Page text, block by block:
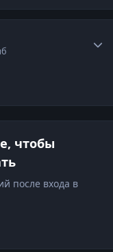
чтобы
после входа в